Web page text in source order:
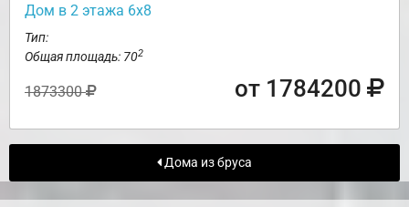
Дом в 2 этажа 6х8
Тип:
Общая площадь: 702
1873300 от 1784200
Дома из бруса